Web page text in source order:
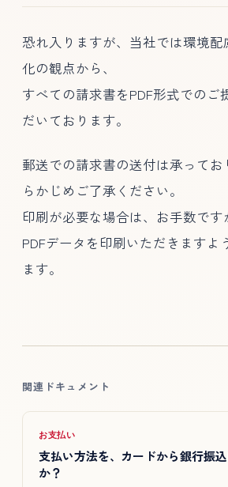
恐れ入りますが、当社では環境
化の観点から、
すべての請求書をPDF形式でのご
だいております。
郵送での請求書の送付は承ってお
らかじめご了承ください。
印刷が必要な場合は、お手数で
PDFデータを印刷いただきますよ
ます。
関連ドキュメント
お支払い
支払い方法を、カードから銀行振
か？